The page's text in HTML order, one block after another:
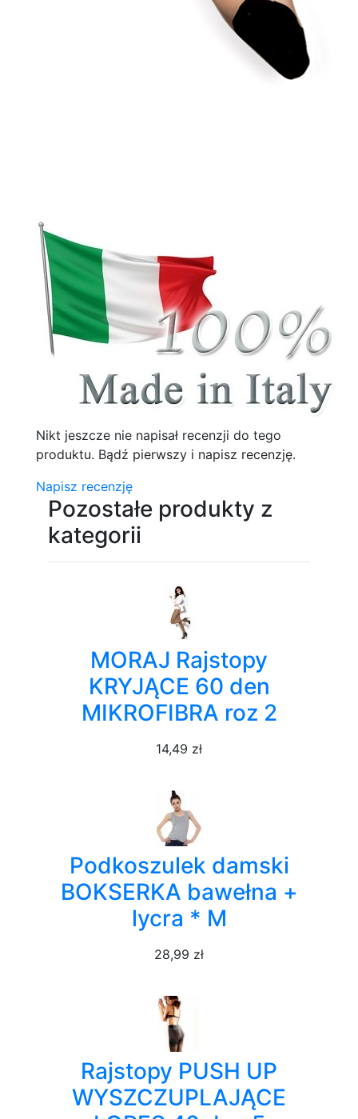
Nikt jeszcze nie napisał recenzji do tego
produktu. Bądź pierwszy i napisz recenzję.
Napisz recenzję
Pozostałe produkty z
kategorii
MORAJ Rajstopy
KRYJĄCE 60 den
MIKROFIBRA roz 2
14,49 zł
Podkoszulek damski
BOKSERKA bawełna +
lycra * M
28,99 zł
Rajstopy PUSH UP
WYSZCZUPLAJĄCE